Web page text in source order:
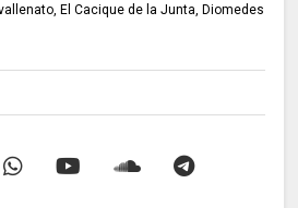
El Cacique de la Junta, Diomedes